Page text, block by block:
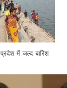
प्रदेश में जल्द बारिश